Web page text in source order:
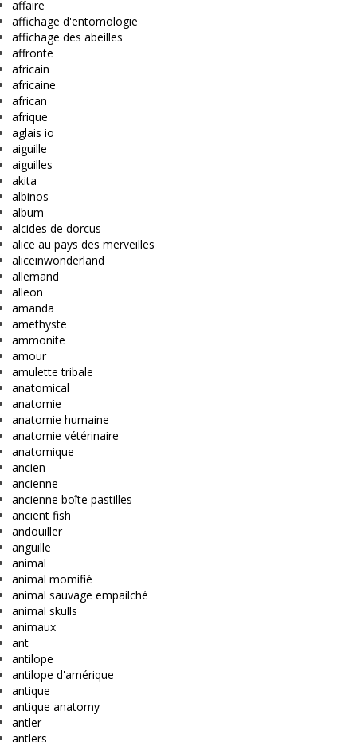
affaire
affichage d'entomologie
affichage des abeilles
affronte
africain
africaine
african
afrique
aglais io
aiguille
aiguilles
akita
albinos
album
alcides de dorcus
alice au pays des merveilles
aliceinwonderland
allemand
alleon
amanda
amethyste
ammonite
amour
amulette tribale
anatomical
anatomie
anatomie humaine
anatomie vétérinaire
anatomique
ancien
ancienne
ancienne boîte pastilles
ancient fish
andouiller
anguille
animal
animal momifié
animal sauvage empailché
animal skulls
animaux
ant
antilope
antilope d'amérique
antique
antique anatomy
antler
antlers